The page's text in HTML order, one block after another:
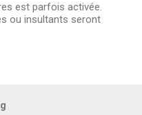
est parfois activée.
ou insultants seront